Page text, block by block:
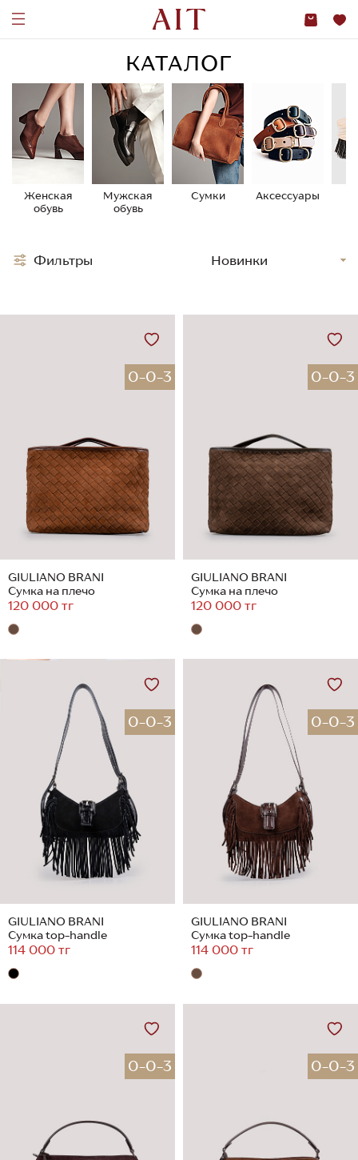
КАТАЛОГ
Женская
обувь
Мужская
обувь
Сумки Аксессуары
0-0-3
GIULIANO BRANI
Сумка на плечо
120 000 тг
0-0-3
GIULIANO BRANI
Сумка на плечо
120 000 тг
0-0-3
GIULIANO BRANI
Сумка top-handle
114 000 тг
0-0-3
GIULIANO BRANI
Сумка top-handle
114 000 тг
0-0-3 0-0-3
Фильтры